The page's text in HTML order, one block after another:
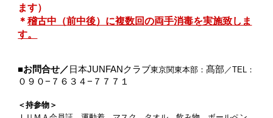
ます）
＊稽古中（前中後）に複数回の両手消毒を実施致しま
す。
■お問合せ／ 日本JUNFANクラブ東京関東本部： 髙部 ／TEL：
０９０−７６３４−７７７１
＜持参物＞